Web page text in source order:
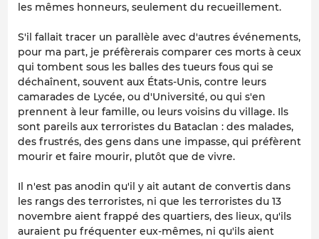
les mêmes honneurs, seulement du recueillement.
S'il fallait tracer un parallèle avec d'autres événements,
pour ma part, je préfèrerais comparer ces morts à ceux
qui tombent sous les balles des tueurs fous qui se
déchaînent, souvent aux États-Unis, contre leurs
camarades de Lycée, ou d'Université, ou qui s'en
prennent à leur famille, ou leurs voisins du village. Ils
sont pareils aux terroristes du Bataclan : des malades,
des frustrés, des gens dans une impasse, qui préfèrent
mourir et faire mourir, plutôt que de vivre.
Il n'est pas anodin qu'il y ait autant de convertis dans
les rangs des terroristes, ni que les terroristes du 13
novembre aient frappé des quartiers, des lieux, qu'ils
auraient pu fréquenter eux-mêmes, ni qu'ils aient